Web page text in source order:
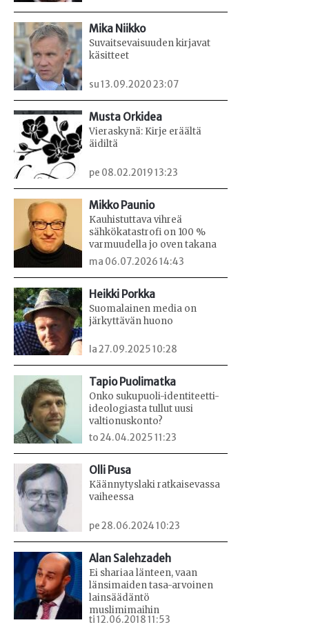
Mika Niikko
Suvaitsevaisuuden kirjavat
käsitteet
su 13.09.2020 23:07
Musta Orkidea
Vieraskynä: Kirje eräältä
äidiltä
pe 08.02.2019 13:23
Mikko Paunio
Kauhistuttava vihreä
sähkökatastrofi on 100 %
varmuudella jo oven takana
ma 06.07.2026 14:43
Heikki Porkka
Suomalainen media on
järkyttävän huono
la 27.09.2025 10:28
Tapio Puolimatka
Onko sukupuoli-identiteetti-
ideologiasta tullut uusi
valtionuskonto?
to 24.04.2025 11:23
Olli Pusa
Käännytyslaki ratkaisevassa
vaiheessa
pe 28.06.2024 10:23
Alan Salehzadeh
Ei shariaa länteen, vaan
länsimaiden tasa-arvoinen
lainsäädäntö
muslimimaihin
ti 12.06.2018 11:53